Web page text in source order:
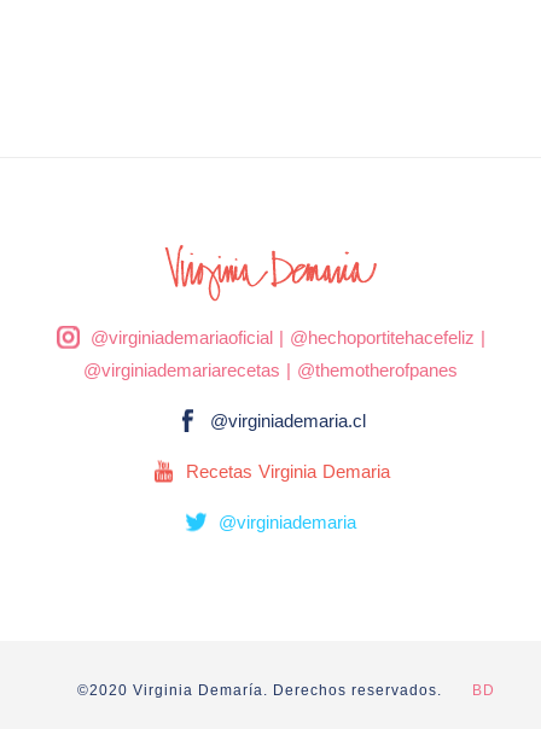
@virginiademariaoficial| @hechoportitehacefeliz |
@virginiademariarecetas | @themotherofpanes
@virginiademaria.cl
Recetas Virginia Demaria
@virginiademaria
©2020 Virginia Demaría. Derechos reservados. BD